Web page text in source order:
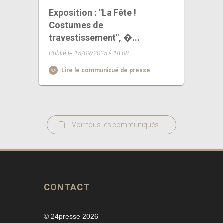
Exposition : "La Fête !
Costumes de
travestissement", �...
Publié le 15/09/2025 à 18:08
Lire le communiqué de presse
Voir tous les communiqués
CONTACT
© 24presse 2026